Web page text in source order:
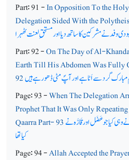
Part: 91 -In Opposition To the
Delegation Sided With the
وفد نے مشرکین کا ساتھ دیا اور مستحق ِلعنت ٹھہرا
Part: 92 -On The Day of Al-
Earth Till His Abdomen Was Fully
92مبارک گرد سے اَٹا ہے اور آپؐ مٹی ڈھو رہے ہیں
Page: 93 -When The Delegation
Prophet That It Was Only
Qaarra Part- 93کیا جو عَضَل اور قَارَّہ نے
کیا تھا
Page: 94 -Allah Accepted the